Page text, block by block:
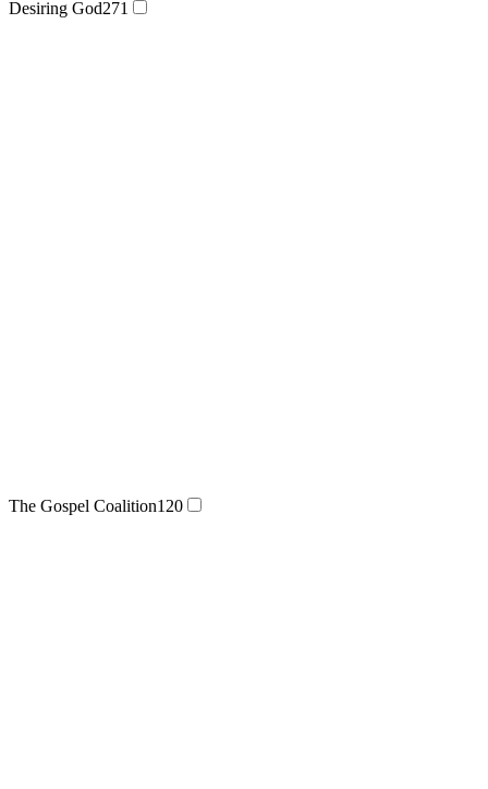
Desiring God271
The Gospel Coalition120